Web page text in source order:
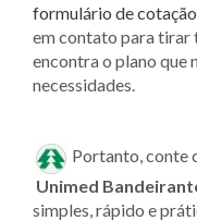
formulário de cotação
em contato para tirar
encontra o plano que
necessidades.
Portanto, conte
Unimed
simples, rápido e